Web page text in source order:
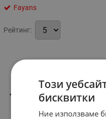
Fayans
Рейтинг:
-цвят:хром-гланц
Този
бисквитки
Ние използваме